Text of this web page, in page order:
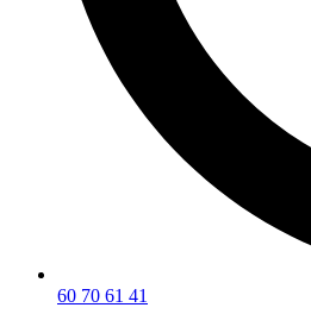
60 70 61 41